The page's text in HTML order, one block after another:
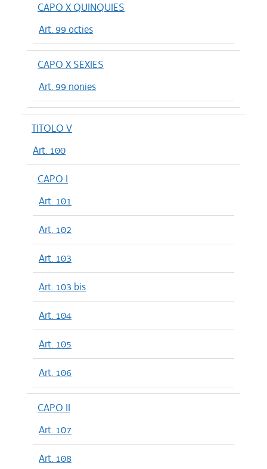
CAPO X QUINQUIES
Art. 99 octies
CAPO X SEXIES
Art. 99 nonies
TITOLO V
Art. 100
CAPO I
Art. 101
Art. 102
Art. 103
Art. 103 bis
Art. 104
Art. 105
Art. 106
CAPO II
Art. 107
Art. 108